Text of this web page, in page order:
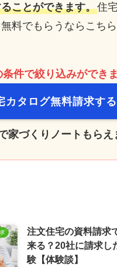
ことができます。住
料でもらうならこち
条件で絞り込みができ
カタログ無料請求する
家づくりノートもらえ
注文住宅の資料請求
来る？20社に請求し
験【体験談】